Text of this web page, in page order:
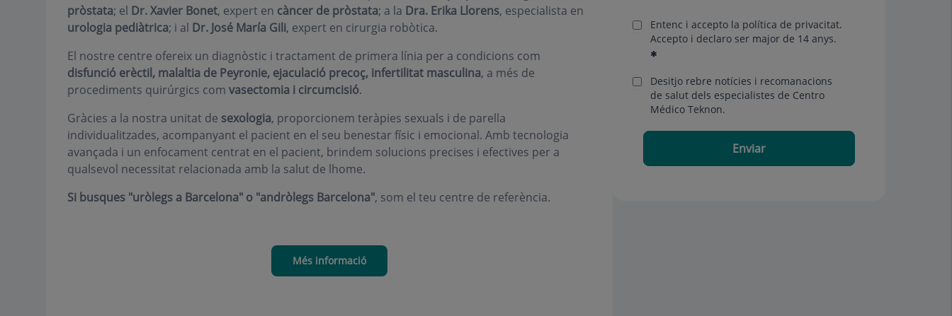
pròstata; el Dr. Xavier Bonet, expert en càncer de pròstata; a la Dra. Erika Llorens, especialista en
urologia pediàtrica; i al Dr. José María Gili, expert en cirurgia robòtica.
El nostre centre ofereix un diagnòstic i tractament de primera línia per a condicions com
disfunció erèctil, malaltia de Peyronie, ejaculació precoç, infertilitat masculina, a més de
procediments quirúrgics com vasectomia i circumcisió.
Gràcies a la nostra unitat de sexologia, proporcionem teràpies sexuals i de parella
individualitzades, acompanyant el pacient en el seu benestar físic i emocional. Amb tecnologia
avançada i un enfocament centrat en el pacient, brindem solucions precises i efectives per a
qualsevol necessitat relacionada amb la salut de lhome.
Si busques "uròlegs a Barcelona" o "andròlegs Barcelona", som el teu centre de referència.
Més informació
Entenc i accepto la política de privacitat.
Accepto i declaro ser major de 14 anys.
Desitjo rebre notícies i recomanacions
de salut dels especialistes de Centro
Médico Teknon.
Enviar